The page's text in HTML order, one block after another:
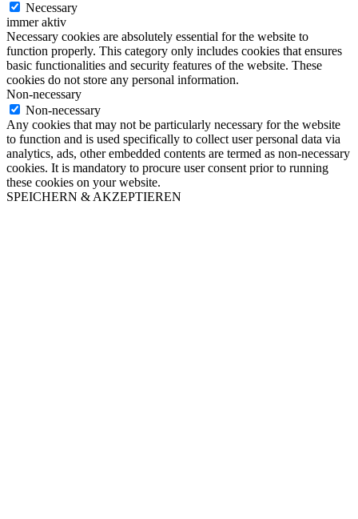
Necessary
immer aktiv
Necessary cookies are absolutely essential for the website to
function properly. This category only includes cookies that ensures
basic functionalities and security features of the website. These
cookies do not store any personal information.
Non-necessary
Non-necessary
Any cookies that may not be particularly necessary for the website
to function and is used specifically to collect user personal data via
analytics, ads, other embedded contents are termed as non-necessary
cookies. It is mandatory to procure user consent prior to running
these cookies on your website.
SPEICHERN & AKZEPTIEREN